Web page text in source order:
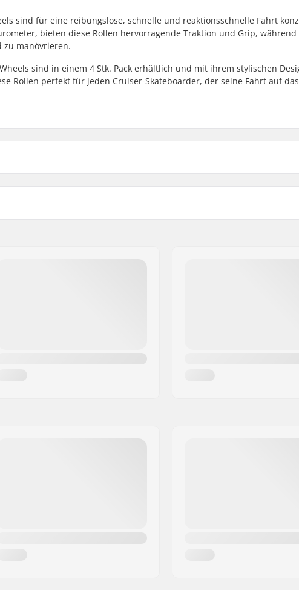
sind für eine reibungslose, schnelle und reaktionsschnelle Fahrt
bieten diese Rollen hervorragende Traktion und Grip,
zu manövrieren.
sind in einem 4 Stk. Pack erhältlich und mit ihrem stylischen
Rollen perfekt für jeden Cruiser-Skateboarder, der seine Fahrt auf
Rollenmaterial:
Kugellager: